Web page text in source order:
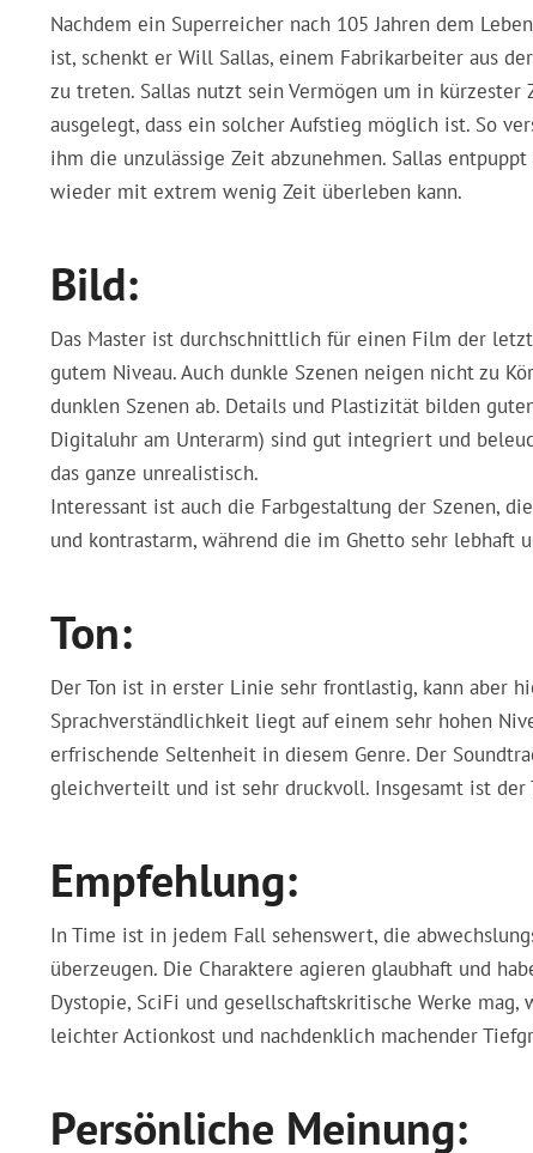
Nachdem ein Superreicher nach 105 Jahren dem
ist, schenkt er Will Sallas, einem Fabrikarbeiter aus
zu treten. Sallas nutzt sein Vermögen um in
ausgelegt, dass ein solcher Aufstieg möglich ist. So
ihm die unzulässige Zeit abzunehmen. Sallas
wieder mit extrem wenig Zeit überleben kann.
Bild:
Das Master ist durchschnittlich für einen Film der
gutem Niveau. Auch dunkle Szenen neigen nicht zu
dunklen Szenen ab. Details und Plastizität bilden
Digitaluhr am Unterarm) sind gut integriert und
das ganze unrealistisch.
Interessant ist auch die Farbgestaltung der Szenen,
und kontrastarm, während die im Ghetto sehr lebhaft
Ton:
Der Ton ist in erster Linie sehr frontlastig, kann aber
Sprachverständlichkeit liegt auf einem sehr hohen
erfrischende Seltenheit in diesem Genre. Der
gleichverteilt und ist sehr druckvoll. Insgesamt ist der
Empfehlung:
In Time ist in jedem Fall sehenswert, die
überzeugen. Die Charaktere agieren glaubhaft und
Dystopie, SciFi und gesellschaftskritische Werke
leichter Actionkost und nachdenklich machender
Persönliche Meinung: